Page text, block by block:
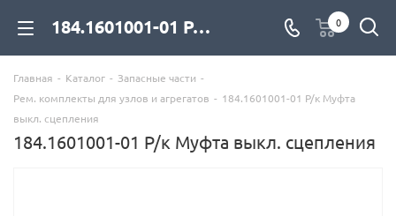
184.1601001-01 Р/к Муфта выкл. сцепления для дизельных двигателей купить со склада с доставкой по цене официального дилера - компания Дизель Экспорт 0
Главная - Каталог - Запасные части -
Рем. комплекты для узлов и агрегатов - 184.1601001-01 Р/к Муфта
выкл. сцепления
184.1601001-01 Р/к Муфта выкл. сцепления